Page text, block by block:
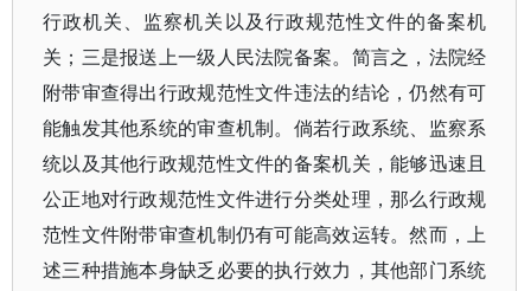
行政机关、监察机关以及行政规范性文件的备案机
关；三是报送上一级人民法院备案。简言之，法院经
附带审查得出行政规范性文件违法的结论，仍然有可
能触发其他系统的审查机制。倘若行政系统、监察系
统以及其他行政规范性文件的备案机关，能够迅速且
公正地对行政规范性文件进行分类处理，那么行政规
范性文件附带审查机制仍有可能高效运转。然而，上
述三种措施本身缺乏必要的执行效力，其他部门系统